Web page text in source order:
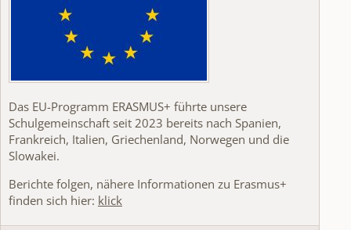
Das EU-Programm ERASMUS+ führte unsere
Schulgemeinschaft seit 2023 bereits nach Spanien,
Frankreich, Italien, Griechenland, Norwegen und die
Slowakei.
Berichte folgen, nähere Informationen zu Erasmus+
finden sich hier: klick